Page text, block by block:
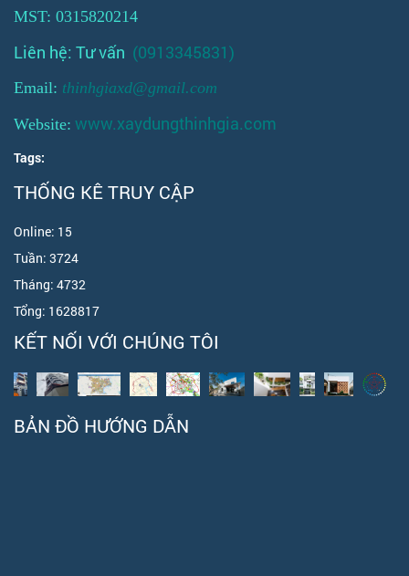
MST: 0315820214
Liên hệ: Tư vấn (0913345831)
Email: thinhgiaxd@gmail.com
Website: www.xaydungthinhgia.com
Tags:
THỐNG KÊ TRUY CẬP
Online: 15
Tuần: 3724
Tháng: 4732
Tổng: 1628817
KẾT NỐI VỚI CHÚNG TÔI
BẢN ĐỒ HƯỚNG DẪN